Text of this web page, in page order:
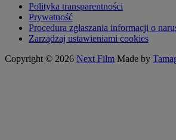
Polityka transparentności
Prywatność
Procedura zgłaszania informacji o
Zarządzaj ustawieniami cookies
Copyright © 2026 Next Film Made by